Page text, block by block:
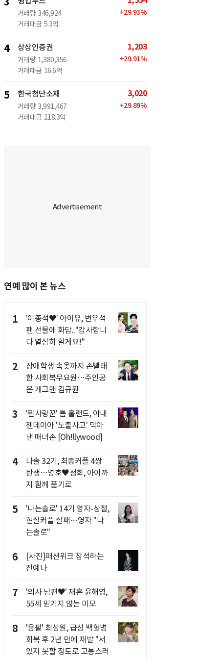
거래량 346,924
거래대금 5.3억
+29.93%
4 상상인증권
거래량 1,380,356
거래대금 16.6억
1,203
+29.91%
5 한국첨단소재
거래량 3,991,467
거래대금 118.3억
3,020
+29.89%
연예 많이 본 뉴스
1
'이종석♥' 아이유, 변우석
팬 선물에 화답.."감사합니
다 열심히 할게요!"
2
장애학생 속옷까지 손빨래
한 사회복무요원…주인공
은 개그맨 김규원
3
'찐사랑꾼' 톰 홀랜드, 아내
젠데이아 '노출사고' 막아
낸 매너손 [Oh!llywood]
4
나솔 32기, 최종커플 4쌍
탄생…영호♥정희, 아이까
지 함께 품기로
5
'나는솔로' 14기 영자-상철,
현실커플 실패…영자 "나
는솔로"
6
[사진]패션위크 참석하는
진예나
7
'의사 남편♥' 재혼 윤해영,
55세 믿기지 않는 미모
8
'응팔' 최성원, 급성 백혈병
회복 후 2년 만에 재발 "서
있지 못할 정도로 고통스러